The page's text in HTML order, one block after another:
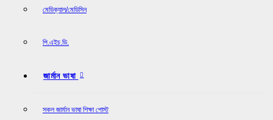
মেডিক্যাল/মেডিসিন
পি.এইচ.ডি.
জার্মান ভাষা
সকল জার্মান ভাষা শিক্ষা পোস্ট